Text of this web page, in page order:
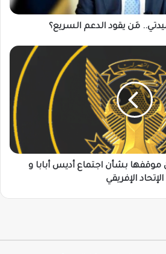
مَن يقود الدعم السريع؟
بشأن اجتماع أديس أبابا و
الإتحاد الإفريقي